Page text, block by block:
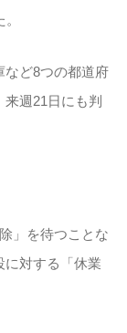
ど8つの都道府
週21日にも判
」を待つことな
に対する「休業